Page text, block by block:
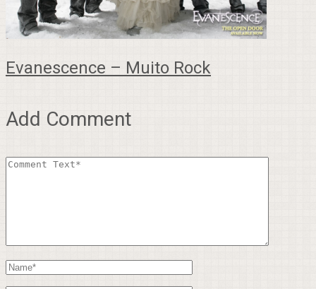
Evanescence – Muito Rock
Add Comment